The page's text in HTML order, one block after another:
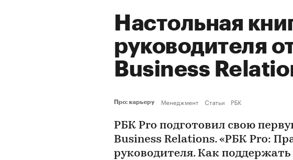
Рынок наличной валюты
Настольная
руководителя
Business
Про: карьеру Менеджмент Статьи РБК
РБК Pro подготовил свою
Business Relations. «РБК Pro:
руководителя. Как